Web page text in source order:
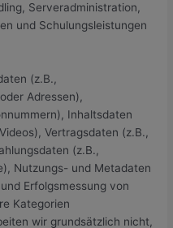
Serveradministration,
und Schulungsleistungen
(z.B.,
Adressen),
Inhaltsdaten
Vertragsdaten (z.B.,
(z.B.,
Nutzungs- und Metadaten
Erfolgsmessung von
Kategorien
wir grundsätzlich nicht,